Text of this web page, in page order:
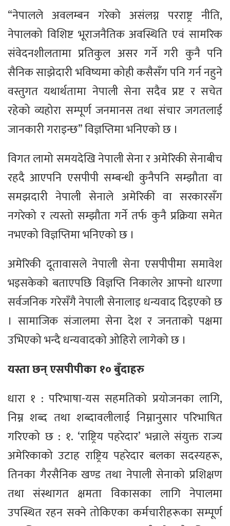
“नेपालले अवलम्बन गरेको असंलग्न परराष्ट्र नीति,
नेपालको विशिष्ट भूराजनैतिक अवस्थिति एवं सामरिक
संवेदनशीलतामा प्रतिकुल असर गर्ने गरी कुनै पनि
सैनिक साझेदारी भविष्यमा कोही कसैसँग पनि गर्न नहुने
वस्तुगत यथार्थतामा नेपाली सेना सदैव प्रष्ट र सचेत
रहेको व्यहोरा सम्पूर्ण जनमानस तथा संचार जगतलाई
जानकारी गराइन्छ” विज्ञप्तिमा भनिएको छ ।
विगत लामो समयदेखि नेपाली सेना र अमेरिकी सेनाबीच
रहदै आएपनि एसपीपी सम्बन्धी कुनैपनि सम्झौता वा
समझदारी नेपाली सेनाले अमेरिकी वा सरकारसँग
नगरेको र त्यस्तो सम्झौता गर्ने तर्फ कुनै प्रक्रिया समेत
नभएको विज्ञप्तिमा भनिएको छ ।
अमेरिकी दूतावासले नेपाली सेना एसपीपीमा समावेश
भइसकेकाे बताएपछि विज्ञप्ति निकालेर आफ्नाे धारणा
सर्वजनिक गरेसँगै नेपाली सेनालाइ धन्यवाद दिइएकाे छ
। सामाजिक संजालमा सेना देश र जनताको पक्षमा
उभिएको भन्दै धन्यवादको ओहिरो लागेको छ ।
यस्ता छन् एसपीपीका १० बुँदाहरु
धारा १ : परिभाषा-यस सहमतिको प्रयोजनका लागि,
निम्न शब्द तथा शब्दावलीलाई निम्नानुसार परिभाषित
गरिएको छ : १. ‘राष्ट्रिय पहरेदार’ भन्नाले संयुक्त राज्य
अमेरिकाको उटाह राष्ट्रिय पहरेदार बलका सदस्यहरू,
तिनका गैरसैनिक खण्ड तथा नेपाली सेनाको प्रशिक्षण
तथा संस्थागत क्षमता विकासका लागि नेपालमा
उपस्थित रहन सक्ने तोकिएका कर्मचारीहरूका सम्पूर्ण